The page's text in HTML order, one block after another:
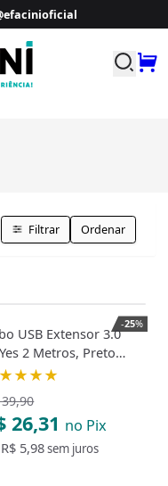
Buscar
Filtrar Ordenar
-25%
USB Extensor 3.0
2 Metros, Preto
26,31 no Pix
R$ 5,98sem juros